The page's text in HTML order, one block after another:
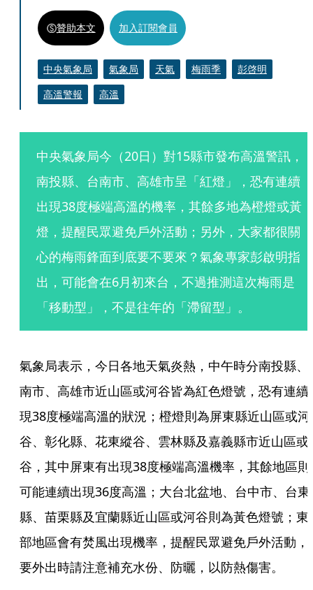
贊助本文 加入訂閱會員
中央氣象局 氣象局 天氣 梅雨季
彭啓明
高溫警報
高溫
中央氣象局今（20日）對15縣市發布高溫警訊，
南投縣、台南市、高雄市呈「紅燈」，恐有連續
出現38度極端高溫的機率，其餘多地為橙燈或黃
燈，提醒民眾避免戶外活動；另外，大家都很關
心的梅雨鋒面到底要不要來？氣象專家彭啟明指
出，可能會在6月初來台，不過推測這次梅雨是
「移動型」，不是往年的「滯留型」。
氣象局表示，今日各地天氣炎熱，中午時分南投縣、
南市、高雄市近山區或河谷皆為紅色燈號，恐有連續
現38度極端高溫的狀況；橙燈則為屏東縣近山區或河
谷、彰化縣、花東縱谷、雲林縣及嘉義縣市近山區或
谷，其中屏東有出現38度極端高溫機率，其餘地區則
可能連續出現36度高溫；大台北盆地、台中市、台東
縣、苗栗縣及宜蘭縣近山區或河谷則為黃色燈號；東
部地區會有焚風出現機率，提醒民眾避免戶外活動，
要外出時請注意補充水份、防曬，以防熱傷害。